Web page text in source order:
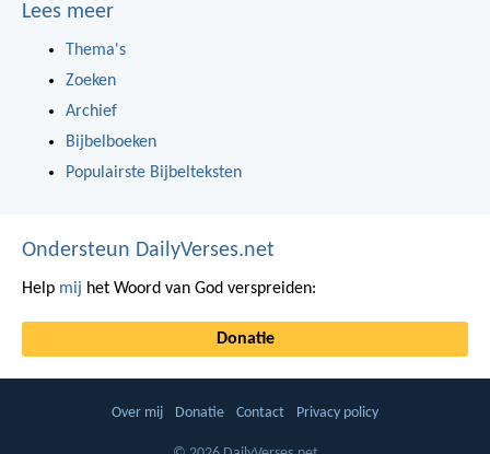
Lees meer
Thema's
Zoeken
Archief
Bijbelboeken
Populairste Bijbelteksten
Ondersteun DailyVerses.net
Help mij het Woord van God verspreiden:
Donatie
Over mij Donatie Contact Privacy policy